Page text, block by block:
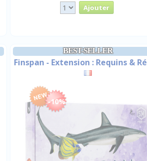
BEST-SELLER
Finspan - Extension : Requins &
-10%